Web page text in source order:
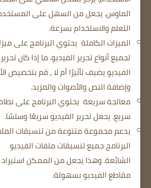
الماوس.يجعل من السهل على
التعلم والاستخدام بسرعة.
الميزات الكاملة يحتوي البرنامج على
لجميع أنواع تحرير الفيديو.ما إذا كان
الفيديويضيف تأثيرًا أم لا، قم بتخصيص
وإضافة النص والأصوات والمزيد.
معالجة سريعة يحتوي البرنامج على
سريع.يجعل تحرير الفيديو سريعًا وسلسًا.
يدعم مجموعة متنوعة من تنسيقات
البرنامج جميع تنسيقات ملفات الفيديو
الشائعة. وهذا يجعل من الممكن استيراد
مقاطع الفيديو بسهولة.